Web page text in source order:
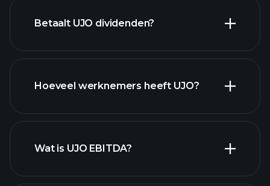
rapporten
Betaalt UJO dividenden?
hoog-dividend aandelen
Hoeveel werknemers heeft UJO?
grootste werkgevers
Wat is UJO EBITDA?